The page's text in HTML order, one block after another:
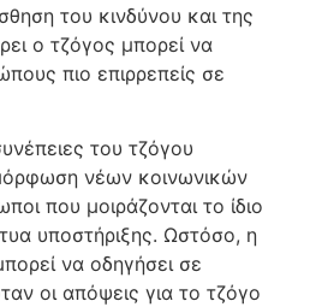
του κινδύνου και της
ο τζόγος μπορεί να
πιο επιρρεπείς σε
του τζόγου
νέων κοινωνικών
που μοιράζονται το ίδιο
υποστήριξης. Ωστόσο, η
να οδηγήσει σε
οι απόψεις για το τζόγο